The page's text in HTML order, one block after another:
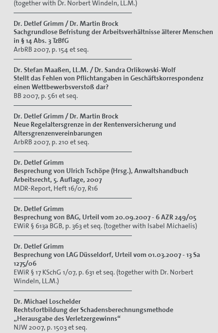
(together with Dr. Norbert Windeln, LL.M.)
Dr. Detlef Grimm / Dr. Martin Brock
Sachgrundlose Befristung der Arbeitsverhältnisse älterer Menschen
in § 14 Abs. 3 TzBfG
ArbRB 2007, p. 154 et seq.
Dr. Stefan Maaßen, LL.M. / Dr. Sandra Orlikowski-Wolf
Stellt das Fehlen von Pflichtangaben in Geschäftskorrespondenz
einen Wettbewerbsverstoß dar?
BB 2007, p. 561 et seq.
Dr. Detlef Grimm / Dr. Martin Brock
Neue Regelaltersgrenze in der Rentenversicherung und
Altersgrenzenvereinbarungen
ArbRB 2007, p. 210 et seq.
Dr. Detlef Grimm
Besprechung von Ulrich Tschöpe (Hrsg.), Anwaltshandbuch
Arbeitsrecht, 5. Auflage, 2007
MDR-Report, Heft 16/07, R16
Dr. Detlef Grimm
Besprechung von BAG, Urteil vom 20.09.2007 - 6 AZR 249/05
EWiR § 613a BGB, p. 363 et seq. (together with Isabel Michaelis)
Dr. Detlef Grimm
Besprechung von LAG Düsseldorf, Urteil vom 01.03.2007 - 13 Sa
1275/06
EWiR § 17 KSchG 1/07, p. 631 et seq. (together with Dr. Norbert
Windeln, LL.M.)
Dr. Michael Loschelder
Rechtsfortbildung der Schadensberechnungsmethode
„Herausgabe des Verletzergewinns“
NJW 2007, p. 1503 et seq.